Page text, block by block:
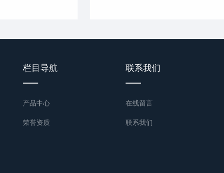
栏目导航
产品中心
荣誉资质
联系我们
在线留言
联系我们